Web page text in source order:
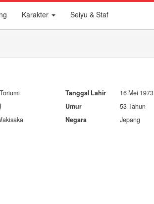
Karakter Seiyu & Staf
Tanggal Lahir
16 Mei 1973
Umur
53 Tahun
Negara
Jepang